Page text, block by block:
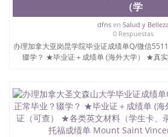
（学
dfnsen Salud y
0 Respuestas
办理加拿大亚岗昆学院毕业证成绩单Q/微信
辍学？ ★毕业证＋成绩单 (海外大学） ★真